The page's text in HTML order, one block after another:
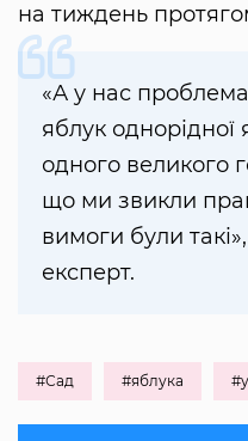
на тиждень
«А у нас
яблук однорідної
одного великого
що ми звикли
вимоги були
експерт.
#Сад #яблука